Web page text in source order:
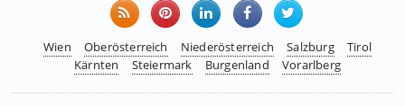
Wien Oberösterreich Niederösterreich Salzburg
Tirol
Kärnten
Steiermark Burgenland Vorarlberg